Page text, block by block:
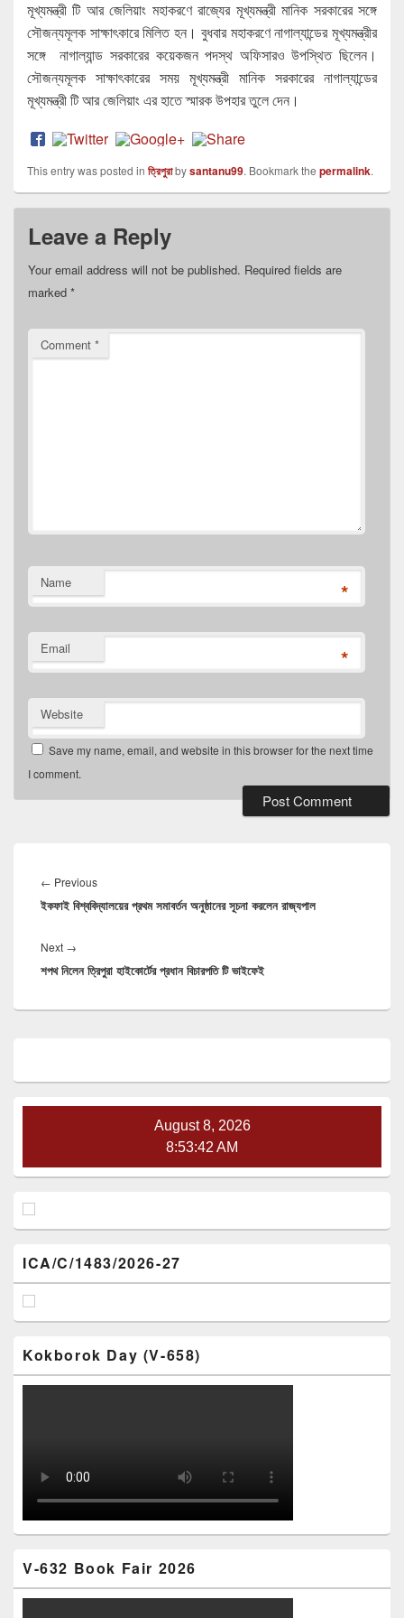
মূখ্যমন্ত্রী টি আর জেলিয়াং মহাকরণে রাজ্যের মূখ্যমন্ত্রী মানিক সরকারের সঙ্গে
সৌজন্যমূলক সাক্ষাৎকারে মিলিত হন। বুধবার মহাকরণে নাগাল্যান্ডের মূখ্যমন্ত্রীর
সঙ্গে নাগাল্যান্ড সরকারের কয়েকজন পদস্থ অফিসারও উপস্থিত ছিলেন।
সৌজন্যমূলক সাক্ষাৎকারের সময় মূখ্যমন্ত্রী মানিক সরকারের নাগাল্যান্ডের
মূখ্যমন্ত্রী টি আর জেলিয়াং এর হাতে স্মারক উপহার তুলে দেন।
This entry was posted in ত্রিপুরাbysantanu99. Bookmark the permalink.
Leave a Reply
Your email address will not be published. Required fields are
marked *
Comment *
Name *
Email *
Website
Save my name, email, and website in this browser for the next time
I comment.
navigation
← PreviousPrevious
post:
ইকফাই বিশ্ববিদ্যালয়ের প্রথম সমাবর্তন অনুষ্ঠানের সূচনা করলেন রাজ্যপাল
Next →
post:
শপথ নিলেন ত্রিপুরা হাইকোর্টের প্রধান বিচারপতি টি ভাইফেই
Widget
August 8, 2026
8:53:42 AM
ICA/C/1483/2026-27
Kokborok Day (V-658)
V-632 Book Fair 2026